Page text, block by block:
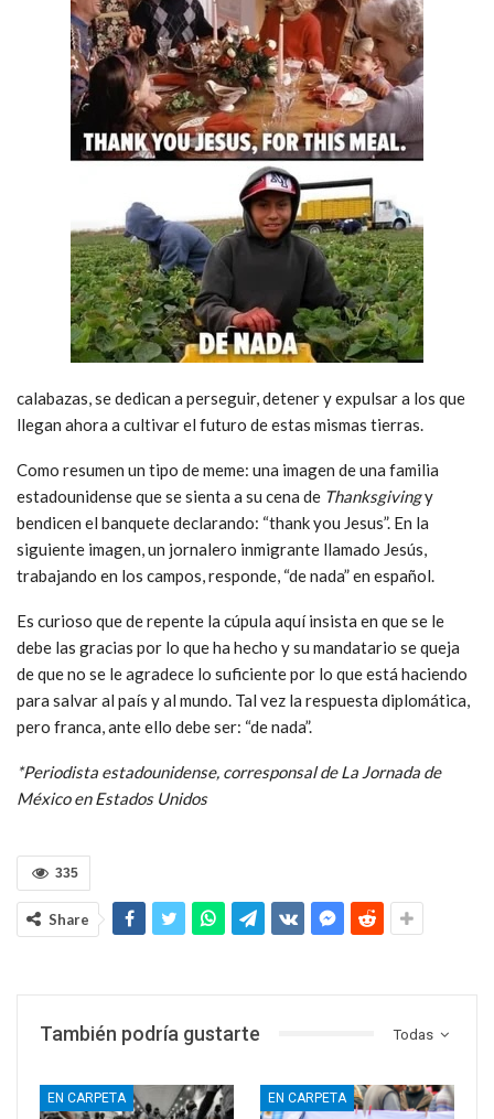
calabazas, se dedican a perseguir, detener y expulsar a los que
llegan ahora a cultivar el futuro de estas mismas tierras.
Como resumen un tipo de meme: una imagen de una familia
estadounidense que se sienta a su cena de Thanksgivingy
bendicen el banquete declarando: “thank you Jesus”. En la
siguiente imagen, un jornalero inmigrante llamado Jesús,
trabajando en los campos, responde, “de nada” en español.
Es curioso que de repente la cúpula aquí insista en que se le
debe las gracias por lo que ha hecho y su mandatario se queja
de que no se le agradece lo suficiente por lo que está haciendo
para salvar al país y al mundo. Tal vez la respuesta diplomática,
pero franca, ante ello debe ser: “de nada”.
*Periodista estadounidense, corresponsal de La Jornada de
México en Estados Unidos
335
Share
Todas
También podría gustarte
EN CARPETA EN CARPETA